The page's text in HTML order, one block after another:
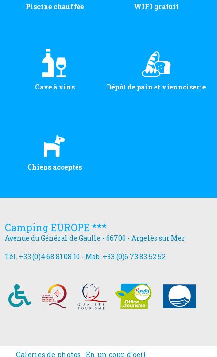
Piscine chauffée WIFI gratuit
Cave à vins Dépôt de pain et viennoiserie
Chiens acceptés
Camping EUROPE ***
Avenue du Général de Gaulle - 66700 - Argelès sur Mer
Tél. +33 (0)4 68 81 08 10 - Mob. +33 (0)6 73 83 52 52
Galeries de photos En un coup d'oeil